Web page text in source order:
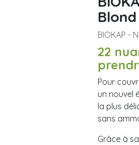
BIOKAP -
22
Pour
un nouvel
la plus
sans
Grâce à